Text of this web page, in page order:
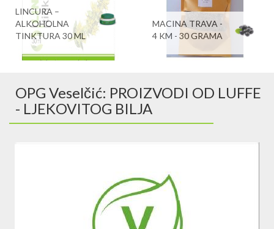
LINCURA –
ALKOHOLNA
TINKTURA 30 ML
MACINA TRAVA -
4 KM - 30 GRAMA
OPG Veselčić: PROIZVODI OD LUFFE
- LJEKOVITOG BILJA